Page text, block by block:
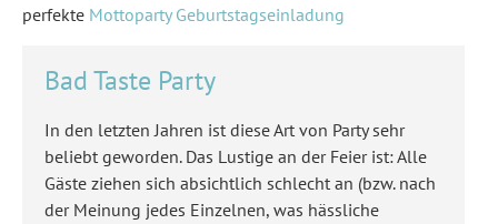
perfekte Mottoparty Geburtstagseinladung
Bad Taste Party
In den letzten Jahren ist diese Art von Party sehr
beliebt geworden. Das Lustige an der Feier ist: Alle
Gäste ziehen sich absichtlich schlecht an (bzw. nach
der Meinung jedes Einzelnen, was hässliche